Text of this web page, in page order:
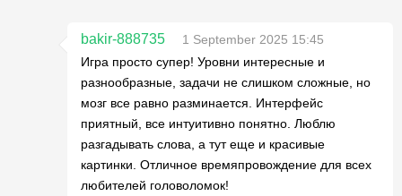
bakir-888735
1 September 2025 15:45
Игра просто супер! Уровни интересные и
разнообразные, задачи не слишком сложные, но
мозг все равно разминается. Интерфейс
приятный, все интуитивно понятно. Люблю
разгадывать слова, а тут еще и красивые
картинки. Отличное времяпровождение для всех
любителей головоломок!